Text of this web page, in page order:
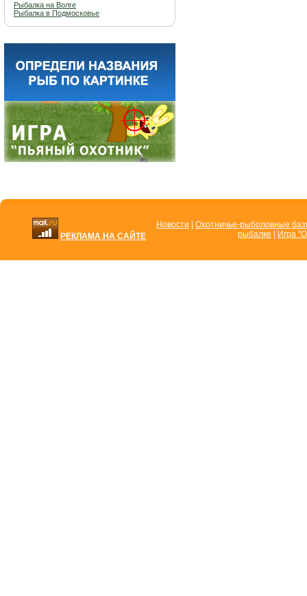
Рыбалка на Волге
Рыбалка в Подмосковье
РЕКЛАМА НА САЙТЕ
Новости
Охотничье-рыболовные
рыбалке
Игра